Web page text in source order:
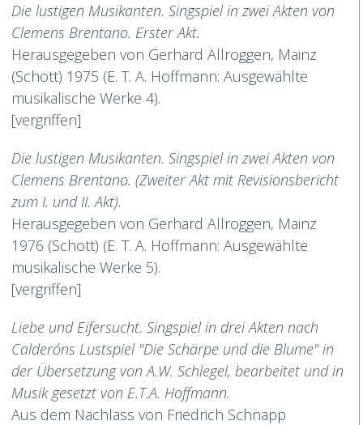
Die lustigen Musikanten. Singspiel in zwei Akten von
Clemens Brentano. Erster Akt.
Herausgegeben von Gerhard Allroggen, Mainz
(Schott) 1975 (E. T. A. Hoffmann: Ausgewählte
musikalische Werke 4).
[vergriffen]
Die lustigen Musikanten. Singspiel in zwei Akten von
Clemens Brentano. (Zweiter Akt mit Revisionsbericht
zum I. und II. Akt).
Herausgegeben von Gerhard Allroggen, Mainz
1976 (Schott) (E. T. A. Hoffmann: Ausgewählte
musikalische Werke 5).
[vergriffen]
Liebe und Eifersucht. Singspiel in drei Akten nach
Calderóns Lustspiel "Die Schärpe und die Blume" in
der Übersetzung von A.W. Schlegel, bearbeitet und in
Musik gesetzt von E.T.A. Hoffmann.
Aus dem Nachlass von Friedrich Schnapp